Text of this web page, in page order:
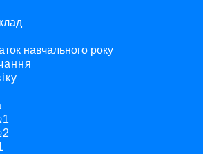
навчального року